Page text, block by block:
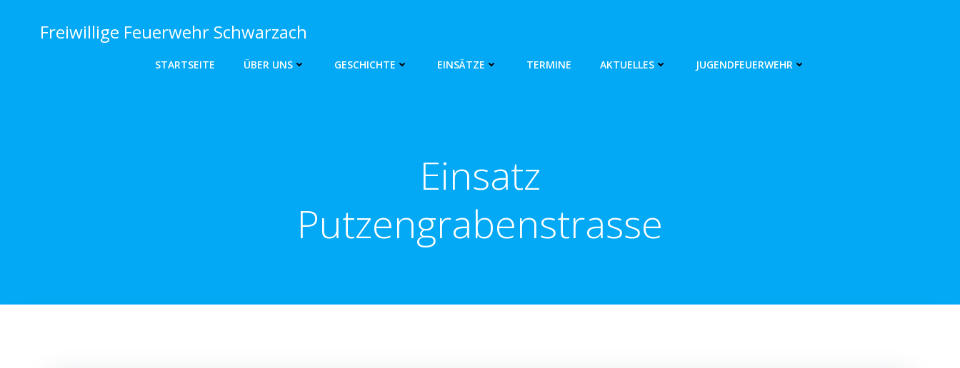
springenFreiwillige Feuerwehr Schwarzach
STARTSEITE ÜBER UNS GESCHICHTE EINSÄTZE TERMINE AKTUELLES JUGENDFEUERWEHR
Einsatz
Putzengrabenstrasse